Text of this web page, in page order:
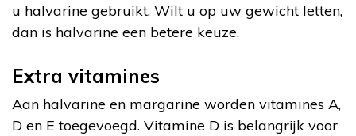
u halvarine gebruikt. Wilt u op uw gewicht letten,
dan is halvarine een betere keuze.
Extra vitamines
Aan halvarine en margarine worden vitamines A,
D en E toegevoegd. Vitamine D is belangrijk voor